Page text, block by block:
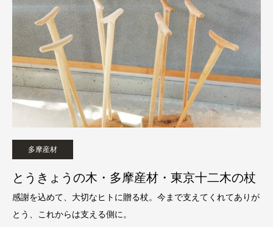
多摩産材
とうきょうの木・多摩産材・東京十二木の杖
感謝を込めて、大切なヒトに贈る杖。今まで支えてくれてありが
とう、これからは支える側に。